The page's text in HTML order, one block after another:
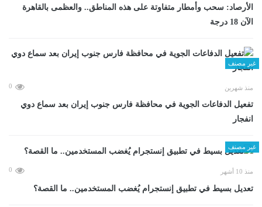
الأرصاد: سحب وأمطار متفاوتة على هذه المناطق.. والعظمى بالقاهرة
الآن 18 درجة
غير مصنف
منذ شهرين 0
تفعيل الدفاعات الجوية في محافظة فارس جنوب إيران بعد سماع دوي
انفجار
غير مصنف
منذ 10 أشهر 0
تعديل بسيط في تطبيق إنستجرام يُغضب المستخدمين.. ما القصة؟